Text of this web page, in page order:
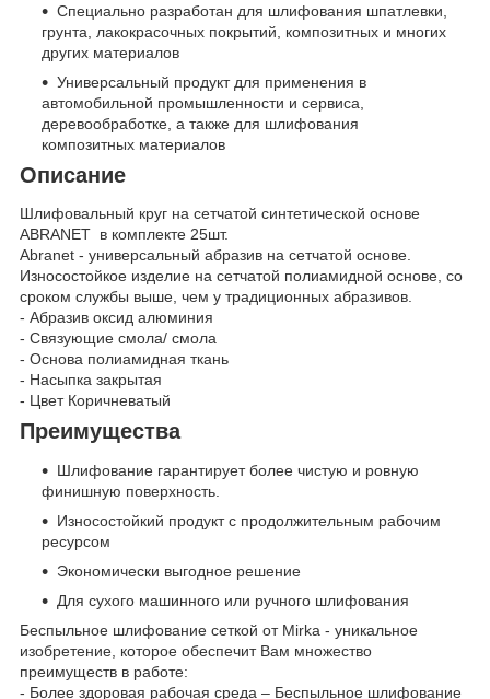
Специально разработан для шлифования шпатлевки,
грунта, лакокрасочных покрытий, композитных и многих
других материалов
Универсальный продукт для применения в
автомобильной промышленности и сервиса,
деревообработке, а также для шлифования
композитных материалов
Описание
Шлифовальный круг на сетчатой синтетической основе
ABRANET в комплекте 25шт.
Abranet - универсальный абразив на сетчатой основе.
Износостойкое изделие на сетчатой полиамидной основе, со
сроком службы выше, чем у традиционных абразивов.
- Абразив оксид алюминия
- Связующие смола/ смола
- Основа полиамидная ткань
- Насыпка закрытая
- Цвет Коричневатый
Преимущества
Шлифование гарантирует более чистую и ровную
финишную поверхность.
Износостойкий продукт с продолжительным рабочим
ресурсом
Экономически выгодное решение
Для сухого машинного или ручного шлифования
Беспыльное шлифование сеткой от Mirka - уникальное
изобретение, которое обеспечит Вам множество
преимуществ в работе:
- Более здоровая рабочая среда – Беспыльное шлифование